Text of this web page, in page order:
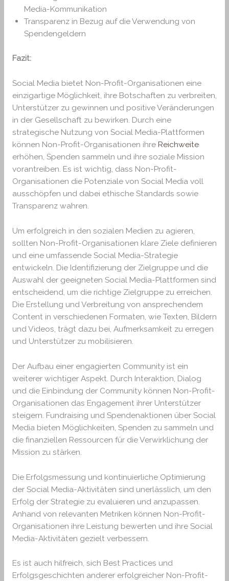
Media-Kommunikation
Transparenz in Bezug auf die Verwendung von
Spendengeldern
Fazit:
Social Media bietet Non-Profit-Organisationen eine
einzigartige Möglichkeit, ihre Botschaften zu verbreiten,
Unterstützer zu gewinnen und positive Veränderungen
in der Gesellschaft zu bewirken. Durch eine
strategische Nutzung von Social Media-Plattformen
können Non-Profit-Organisationen ihre Reichweite
erhöhen, Spenden sammeln und ihre soziale Mission
vorantreiben. Es ist wichtig, dass Non-Profit-
Organisationen die Potenziale von Social Media voll
ausschöpfen und dabei ethische Standards sowie
Transparenz wahren.
Um erfolgreich in den sozialen Medien zu agieren,
sollten Non-Profit-Organisationen klare Ziele definieren
und eine umfassende Social Media-Strategie
entwickeln. Die Identifizierung der Zielgruppe und die
Auswahl der geeigneten Social Media-Plattformen sind
entscheidend, um die richtige Zielgruppe zu erreichen.
Die Erstellung und Verbreitung von ansprechendem
Content in verschiedenen Formaten, wie Texten, Bildern
und Videos, trägt dazu bei, Aufmerksamkeit zu erregen
und Unterstützer zu mobilisieren.
Der Aufbau einer engagierten Community ist ein
weiterer wichtiger Aspekt. Durch Interaktion, Dialog
und die Einbindung der Community können Non-Profit-
Organisationen das Engagement ihrer Unterstützer
steigern. Fundraising und Spendenaktionen über Social
Media bieten Möglichkeiten, Spenden zu sammeln und
die finanziellen Ressourcen für die Verwirklichung der
Mission zu stärken.
Die Erfolgsmessung und kontinuierliche Optimierung
der Social Media-Aktivitäten sind unerlässlich, um den
Erfolg der Strategie zu evaluieren und anzupassen.
Anhand von relevanten Metriken können Non-Profit-
Organisationen ihre Leistung bewerten und ihre Social
Media-Aktivitäten gezielt verbessern.
Es ist auch hilfreich, sich Best Practices und
Erfolgsgeschichten anderer erfolgreicher Non-Profit-